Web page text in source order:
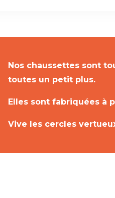
Nos chaussettes sont
toutes un petit plus.
Elles sont fabriquées à
Vive les cercles